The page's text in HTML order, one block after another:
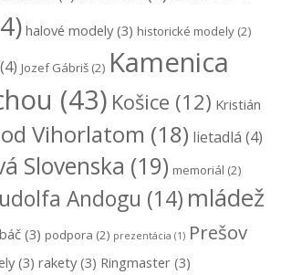
halové modely(3) historické modely (2)
(4) Jozef Gábriš (2) Kamenica
(43) Košice (12) Kristián
Vihorlatom (18) lietadlá (4)
Slovenska (19) memoriál (2)
Andogu (14) mládež
(3) podpora (2) prezentácia (1) Prešov
(3) rakety(3) Ringmaster (3)